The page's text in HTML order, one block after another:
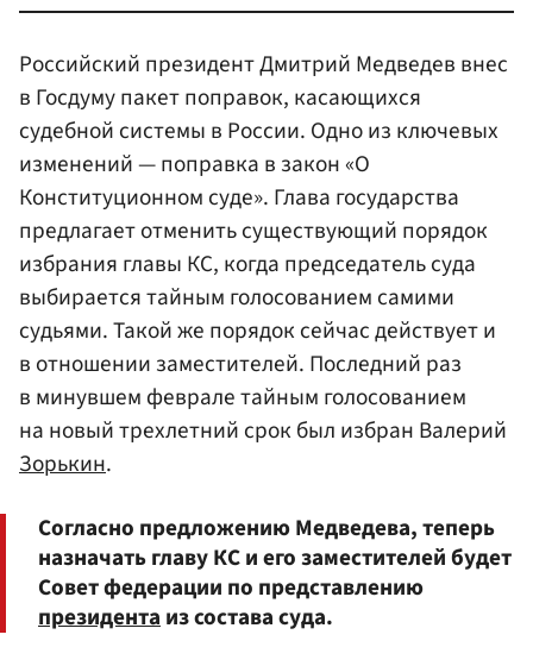
Российский президент Дмитрий Медведев внес
в Госдуму пакет поправок, касающихся
судебной системы в России. Одно из ключевых
изменений — поправка в закон «О
Конституционном суде». Глава государства
предлагает отменить существующий порядок
избрания главы КС, когда председатель суда
выбирается тайным голосованием самими
судьями. Такой же порядок сейчас действует и
в отношении заместителей. Последний раз
в минувшем феврале тайным голосованием
на новый трехлетний срок был избран Валерий
Зорькин.
Согласно предложению Медведева, теперь
назначать главу КС и его заместителей будет
Совет федерации по представлению
президентаиз состава суда.